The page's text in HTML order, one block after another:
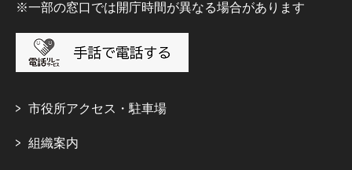
※一部の窓口では開庁時間が異なる場合があります
市役所アクセス・駐車場
組織案内